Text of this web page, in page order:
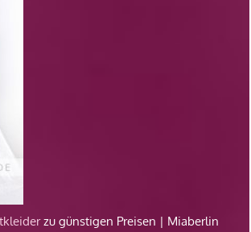
zu günstigen Preisen | Miaberlin